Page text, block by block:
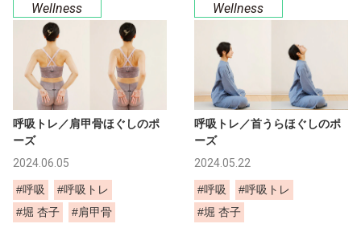
Wellness
呼吸トレ／肩甲骨ほぐしのポ
ーズ
2024.06.05
#呼吸
#呼吸トレ
#堀 杏子
#肩甲骨
Wellness
呼吸トレ／首うらほぐしのポ
ーズ
2024.05.22
#呼吸
#呼吸トレ
#堀 杏子